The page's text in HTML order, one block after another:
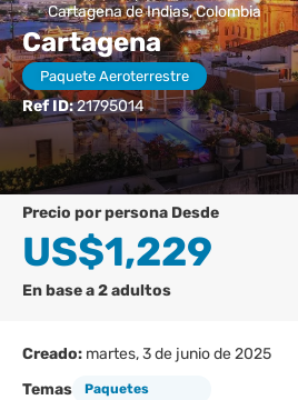
Cartagena de Indias, Colombia
Cartagena
Paquete Aeroterrestre
Ref ID:21795014
precio por persona Desde
US$1,229
En base a 2 adultos
Creado: martes, 3 de junio de 2025
Temas
Paquetes